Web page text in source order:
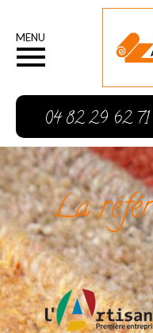
MENU
04 82 29 62 71
La